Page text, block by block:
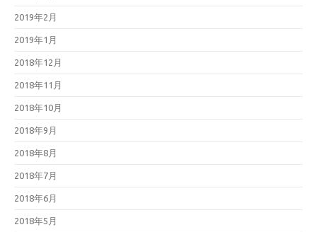
2019年2月
2019年1月
2018年12月
2018年11月
2018年10月
2018年9月
2018年8月
2018年7月
2018年6月
2018年5月